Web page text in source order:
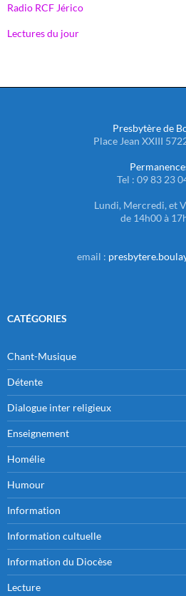
Radio RCF Jérico
Lectures du jour
Presbytère de
Place Jean XXIII
Tel : 09 83 23
Lundi, Mercredi, et
de 14h00 à
email :
CATÉGORIES
Chant-Musique
Détente
Dialogue inter religieux
Enseignement
Homélie
Humour
Information
Information cultuelle
Information du Diocèse
Lecture